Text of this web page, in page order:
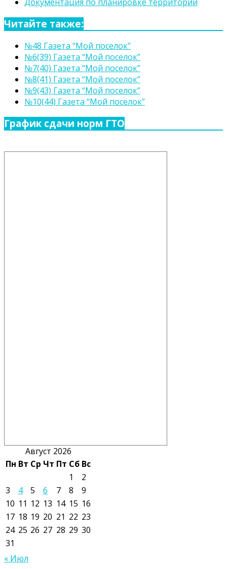
Читайте также:
№48 Газета "Мой поселок"
№6(39) Газета “Мой поселок”
№7(40) Газета “Мой поселок”
№8(41) Газета “Мой поселок”
№9(43) Газета “Мой поселок”
№10(44) Газета “Мой поселок”
График сдачи норм ГТО
Август 2026
Пн Вт Ср Чт Пт Сб Вс
1
2
3
4 5 6 7 8
9
10 11 12 13 14 15 16
17 18 19 20 21 22 23
24 25 26 27 28 29 30
31
« Июл